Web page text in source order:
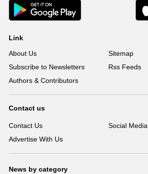
Link
About Us
Sitemap
Subscribe to Newsletters
Rss Feeds
Authors & Contributors
Contact us
Contact Us
Social Media
Advertise With Us
News by category